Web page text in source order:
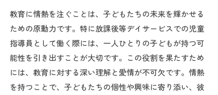
教育に情熱を注ぐことは、子どもたちの未来を輝かせる
ための原動力です。特に放課後等デイサービスでの児童
指導員として働く際には、一人ひとりの子どもが持つ可
能性を引き出すことが大切です。この役割を果たすため
には、教育に対する深い理解と愛情が不可欠です。情熱
を持つことで、子どもたちの個性や興味に寄り添い、彼